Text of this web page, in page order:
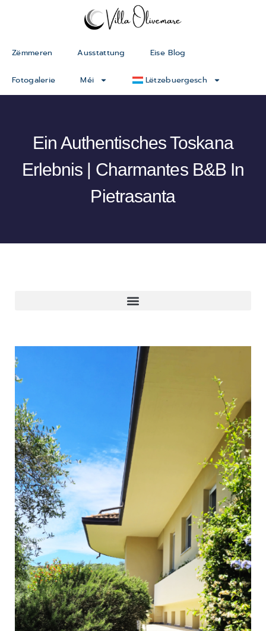
Zëmmeren Ausstattung Eise Blog
Fotogalerie Méi Lëtzebuergesch
Ein Authentisches Toskana
Erlebnis | Charmantes B&B In
Pietrasanta